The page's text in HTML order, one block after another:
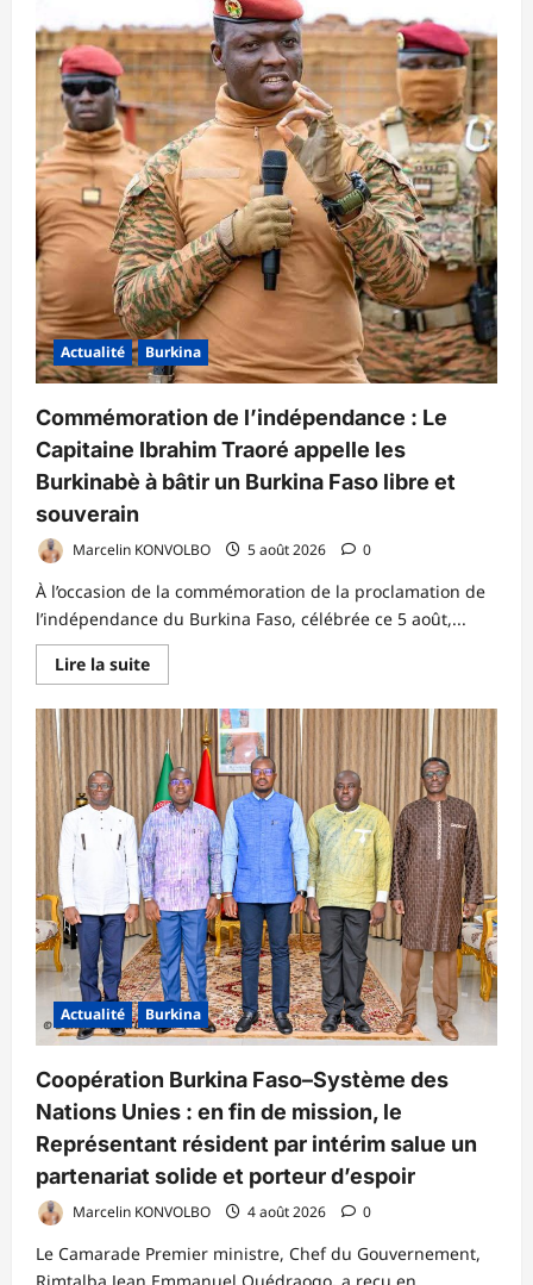
gamme
d’opportunités
:Avis
et
Communiqués,
Petites
Annonces,
Annonces
Nécrologiques,
Reportages,
Publi-
reportages,
grands
reportages,
Grandes
Interviews,
enquêtes,
Portraits,
traductions,
interprétations,
médiations
Actualité Burkina
Commémoration de l’indépendance : Le
Capitaine Ibrahim Traoré appelle les
Burkinabè à bâtir un Burkina Faso libre et
souverain
Marcelin KONVOLBO 5 août 2026 0
À l’occasion de la commémoration de la proclamation de
l’indépendance du Burkina Faso, célébrée ce 5 août,...
Lire la suiteEn
savoir
sur
Commémoration
de
l’indépendance
:
Le
Capitaine
Ibrahim
Traoré
appelle
les
Burkinabè
à
bâtir
un
Burkina
Faso
libre
et
souverain
Actualité Burkina
Coopération Burkina Faso–Système des
Nations Unies : en fin de mission, le
Représentant résident par intérim salue un
partenariat solide et porteur d’espoir
Marcelin KONVOLBO 4 août 2026 0
Le Camarade Premier ministre, Chef du Gouvernement,